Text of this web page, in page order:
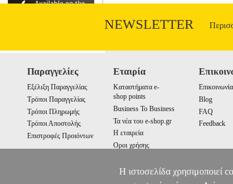
NEWSLETTER
Παραγγελίες
Εξέλιξη Παραγγελίας
Τρόποι Παραγγελίας
Τρόποι Πληρωμής
Τρόποι Αποστολής
Επιστροφές Προιόντων
Εταιρία
Καταστήματα e-
shop points
Business To Business
Τα νέα του e-shop.gr
Η εταιρεία
Οροι χρήσης
Επικοινωνία
Blog
FAQ
Feedback
Η ιστοσελίδα χρησιμοποιεί